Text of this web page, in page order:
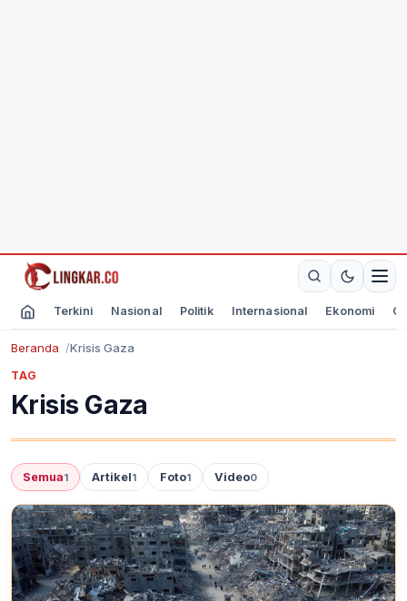
Terkini Nasional Politik Internasional Ekonomi
Beranda Krisis Gaza
TAG
Krisis Gaza
Semua1 Artikel1 Foto1 Video0